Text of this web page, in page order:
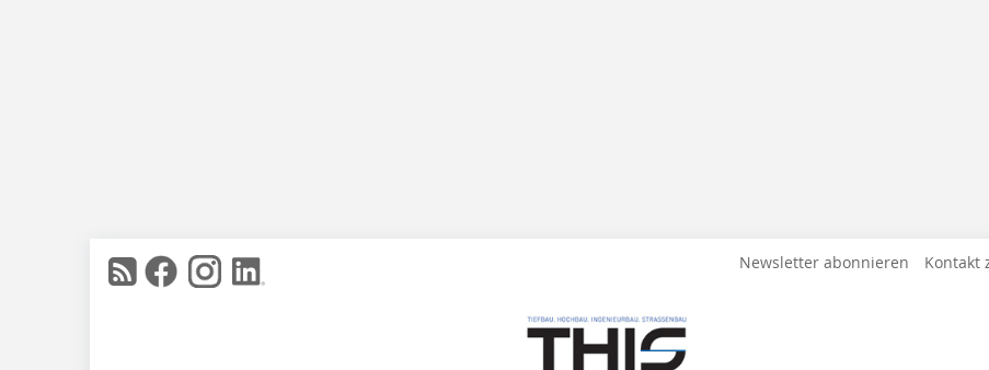
Newsletter abonnieren Kontakt